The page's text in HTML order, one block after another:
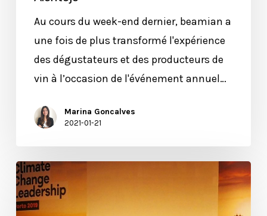
Au cours du week-end dernier, beamian a
une fois de plus transformé l'expérience
des dégustateurs et des producteurs de
vin à l’occasion de l'événement annuel…
Marina Goncalves
2021-01-21
Conférence
Climate
Change